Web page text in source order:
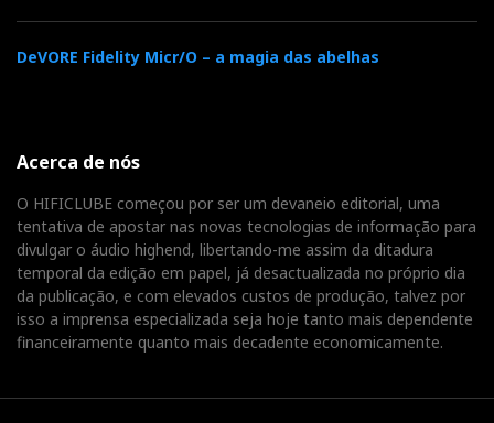
DeVORE Fidelity Micr/O – a magia das abelhas
Acerca de nós
O HIFICLUBE começou por ser um devaneio editorial, uma
tentativa de apostar nas novas tecnologias de informação para
divulgar o áudio highend, libertando-me assim da ditadura
temporal da edição em papel, já desactualizada no próprio dia
da publicação, e com elevados custos de produção, talvez por
isso a imprensa especializada seja hoje tanto mais dependente
financeiramente quanto mais decadente economicamente.